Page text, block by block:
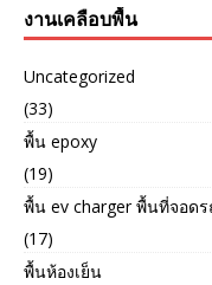
งานเคลือบพื้น
Uncategorized
(33)
พื้น epoxy
(19)
พื้น ev charger พื้นที่จอด
(17)
พื้นห้องเย็น